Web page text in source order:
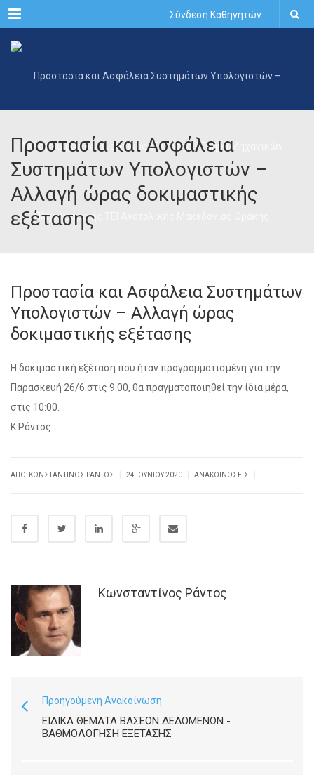
Menu Σύνδεση Καθηγητών
Προστασία και Ασφάλεια
Συστημάτων Υπολογιστών –
Αλλαγή ώρας δοκιμαστικής
εξέτασης
Προστασία και Ασφάλεια Συστημάτων
Υπολογιστών – Αλλαγή ώρας
δοκιμαστικής εξέτασης
Η δοκιμαστική εξέταση που ήταν προγραμματισμένη για την
Παρασκευή 26/6 στις 9:00, θα πραγματοποιηθεί την ίδια μέρα,
στις 10:00.
Κ.Ράντος
ΑΠΌ: ΚΩΝΣΤΑΝΤΊΝΟΣ ΡΆΝΤΟΣ 24 ΙΟΥΝΊΟΥ 2020 ΑΝΑΚΟΙΝΏΣΕΙΣ
Κωνσταντίνος Ράντος
Προηγούμενη Ανακοίνωση
ΕΙΔΙΚΆ ΘΈΜΑΤΑ ΒΆΣΕΩΝ ΔΕΔΟΜΈΝΩΝ -
ΒΑΘΜΟΛΌΓΗΣΗ ΕΞΈΤΑΣΗΣ